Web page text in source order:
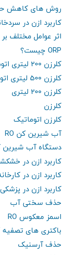
روش های کاهش
کاربرد ازن در
اثر عوامل مختلف
ORP چیست؟
کلرزن 200 لیتری اتوماتیک
کلرزن 500 لیتری اتوماتیک
کلرزن 200 لیتری
کلرزن
کلرزن اتوماتیک
آب شیرین کن RO
دستگاه آب شیرین
کاربرد ازن در
کاربرد ازن در
کاربرد ازن در پزشکی
حذف سختی آب
اسمز معکوس RO
باکتری های تصفیه
حذف آرسنیک